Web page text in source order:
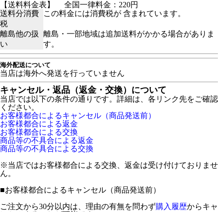
【送料料金表】
全国一律料金：220円
送料分消費
税
この料金には消費税が 含まれています。
離島他の扱
い
離島・一部地域は追加送料がかかる場合がありま
す。
海外配送について
当店は海外へ発送を行っていません
キャンセル・返品（返金・交換）について
当店では以下の条件の通りです。詳細は、各リンク先をご確認
ください。
お客様都合によるキャンセル（商品発送前）
お客様都合による返金
お客様都合による交換
商品等の不具合による返金
商品等の不具合による交換
※当店ではお客様都合による交換、返金は受け付けておりませ
ん。
■お客様都合によるキャンセル（商品発送前）
ご注文から30分以内は、理由の有無を問わず購入履歴からキャ